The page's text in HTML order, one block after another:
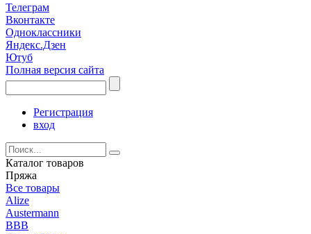
Телеграм
Вконтакте
Одноклассники
Яндекс.Дзен
Ютуб
Полная версия сайта
Регистрация
вход
Каталог товаров
Пряжа
Все товары
Alize
Austermann
BBB